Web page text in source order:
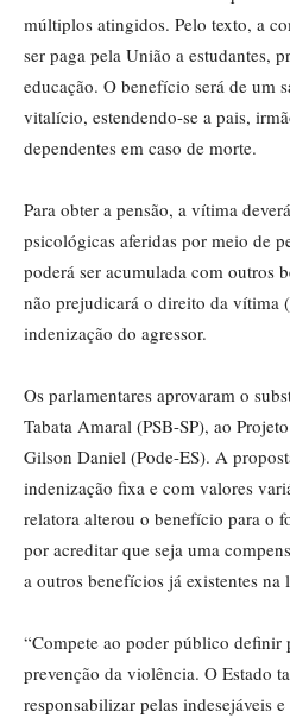
múltiplos atingidos. Pelo texto, a
ser paga pela União a estudantes,
educação. O benefício será de um
vitalício, estendendo-se a pais,
dependentes em caso de morte.
Para obter a pensão, a vítima
psicológicas aferidas por meio de
poderá ser acumulada com outros
não prejudicará o direito da vítima
indenização do agressor.
Os parlamentares aprovaram o
Tabata Amaral (PSB-SP), ao
Gilson Daniel (Pode-ES). A
indenização fixa e com valores
relatora alterou o benefício para o
por acreditar que seja uma
a outros benefícios já existentes na
“Compete ao poder público definir
prevenção da violência. O Estado
responsabilizar pelas indesejáveis